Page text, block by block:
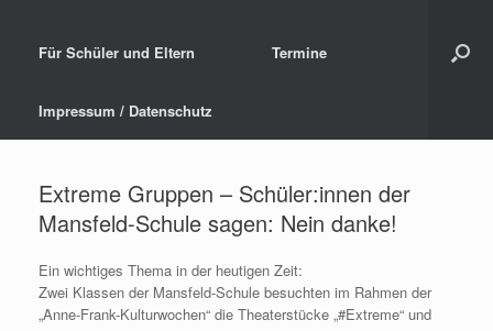
Für Schüler und Eltern Termine
Impressum / Datenschutz
Extreme Gruppen – Schüler:innen der
Mansfeld-Schule sagen: Nein danke!
Ein wichtiges Thema in der heutigen Zeit:
Zwei Klassen der Mansfeld-Schule besuchten im Rahmen der
„Anne-Frank-Kulturwochen“ die Theaterstücke „#Extreme“ und